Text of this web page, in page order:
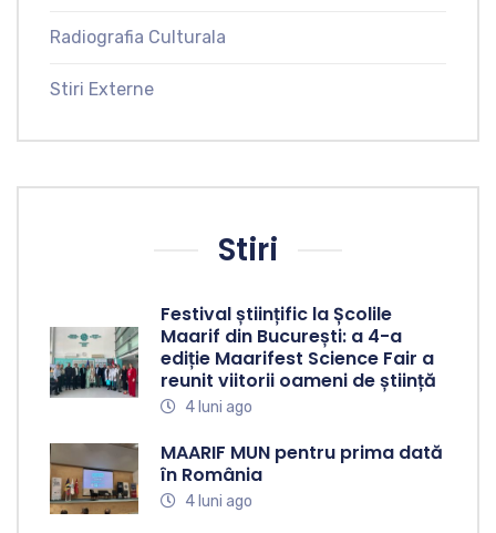
Radiografia Culturala
Stiri Externe
Stiri
Festival științific la Școlile
Maarif din București: a 4-a
ediție Maarifest Science Fair a
reunit viitorii oameni de știință
4 luni ago
MAARIF MUN pentru prima dată
în România
4 luni ago